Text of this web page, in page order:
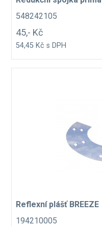
548242105
45,- Kč
54,45 Kč s DPH
Reflexní plášť BREEZE
194210005